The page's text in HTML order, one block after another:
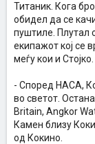
Титаник. Кога
обидел да се
пуштиле. Плутал
екипажот кој се
меѓу кои и Стојко.
- Според НАСА,
во светот.
Britain, Angkor
Камен близу
од Кокино.